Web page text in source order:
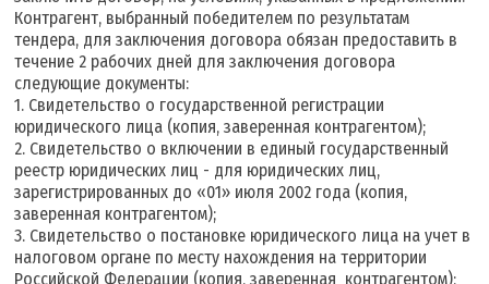
Контрагент, выбранный победителем по результатам
тендера, для заключения договора обязан предоставить в
течение 2 рабочих дней для заключения договора
следующие документы:
1. Свидетельство о государственной регистрации
юридического лица (копия, заверенная контрагентом);
2. Свидетельство о включении в единый государственный
реестр юридических лиц - для юридических лиц,
зарегистрированных до «01» июля 2002 года (копия,
заверенная контрагентом);
3. Свидетельство о постановке юридического лица на учет в
налоговом органе по месту нахождения на территории
Российской Федерации (копия, заверенная контрагентом);